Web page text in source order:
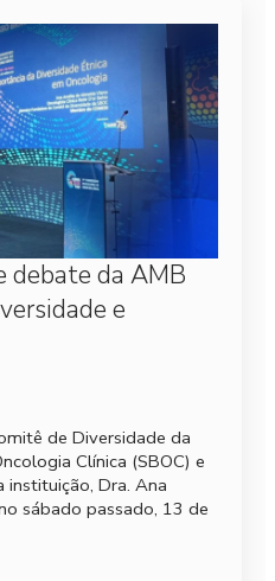
debate da AMB
e
de Diversidade da
Clínica (SBOC) e
instituição, Dra. Ana
sábado passado, 13 de